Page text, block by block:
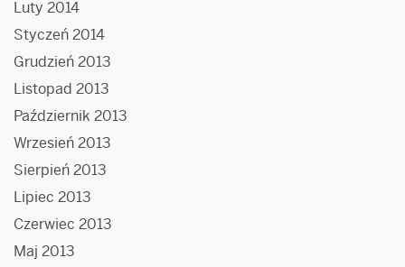
Luty 2014
Styczeń 2014
Grudzień 2013
Listopad 2013
Październik 2013
Wrzesień 2013
Sierpień 2013
Lipiec 2013
Czerwiec 2013
Maj 2013